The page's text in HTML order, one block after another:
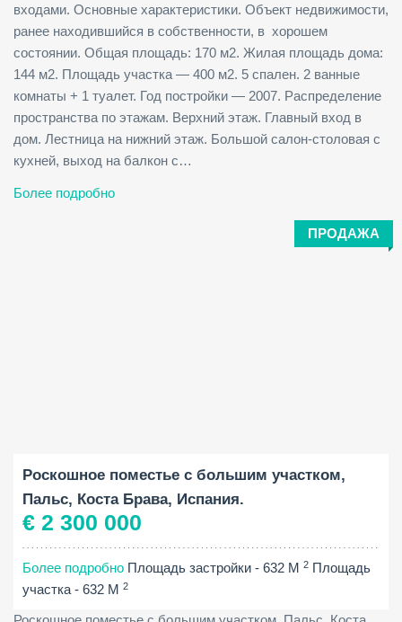
входами. Основные характеристики. Объект недвижимости,
ранее находившийся в собственности, в хорошем
состоянии. Общая площадь: 170 м2. Жилая площадь дома:
144 м2. Площадь участка — 400 м2. 5 спален. 2 ванные
комнаты + 1 туалет. Год постройки — 2007. Распределение
пространства по этажам. Верхний этаж. Главный вход в
дом. Лестница на нижний этаж. Большой салон-столовая с
кухней, выход на балкон с…
Более подробно
ПРОДАЖА
Роскошное поместье с большим участком,
Пальс, Коста Брава, Испания.
€ 2 300 000
Более подробно Площадь застройки - 632 M 2 Площадь
участка - 632 M 2